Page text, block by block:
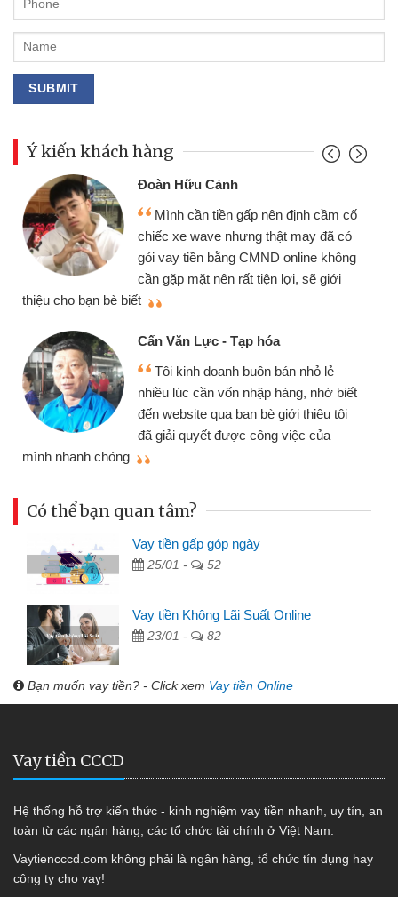
Ý kiến khách hàng
Đoàn Hữu Cảnh
Mình cần tiền gấp nên định cầm cố
chiếc xe wave nhưng thật may đã có
gói vay tiền bằng CMND online không
cần gặp mặt nên rất tiện lợi, sẽ giới
thiệu cho bạn bè biết
Cấn Văn Lực - Tạp hóa
Tôi kinh doanh buôn bán nhỏ lẻ
nhiều lúc cần vốn nhập hàng, nhờ biết
đến website qua bạn bè giới thiệu tôi
đã giải quyết được công việc của
mình nhanh chóng
Có thể bạn quan tâm?
Vay tiền gấp góp ngày
25/01 - 52
Vay tiền Không Lãi Suất Online
23/01 - 82
Bạn muốn vay tiền? - Click xem Vay tiền Online
Vay tiền CCCD
Hệ thống hỗ trợ kiến thức - kinh nghiệm vay tiền nhanh, uy tín, an
toàn từ các ngân hàng, các tổ chức tài chính ở Việt Nam.
Vaytiencccd.com không phải là ngân hàng, tổ chức tín dụng hay
công ty cho vay!